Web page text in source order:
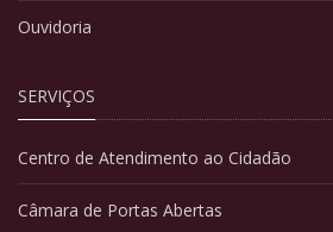
Ouvidoria
SERVIÇOS
Centro de Atendimento ao Cidadão
Câmara de Portas Abertas